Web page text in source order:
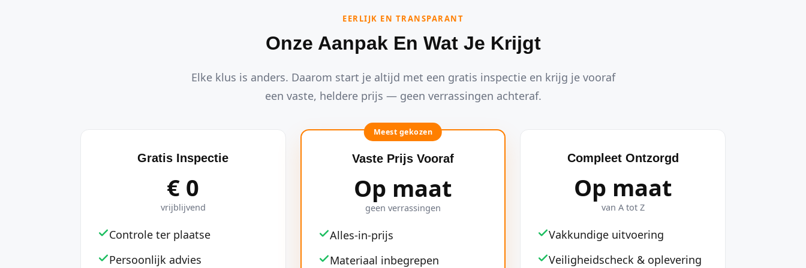
EERLIJK EN TRANSPARANT
Onze Aanpak En Wat Je Krijgt
Elke klus is anders. Daarom start je altijd met een gratis inspectie en krijg je vooraf
een vaste, heldere prijs — geen verrassingen achteraf.
Gratis Inspectie
€ 0
vrijblijvend
Controle ter plaatse
Persoonlijk advies
Meest gekozen
Vaste Prijs Vooraf
Op maat
geen verrassingen
Alles-in-prijs
Materiaal inbegrepen
Compleet Ontzorgd
Op maat
van A tot Z
Vakkundige uitvoering
Veiligheidscheck & oplevering